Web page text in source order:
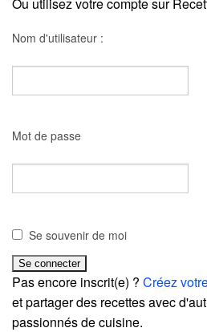
Nom d'utilisateur :
Mot de passe
Se souvenir de moi
Pas encore inscrit(e) ? Créez
et partager des recettes avec
passionnés de cuisine.